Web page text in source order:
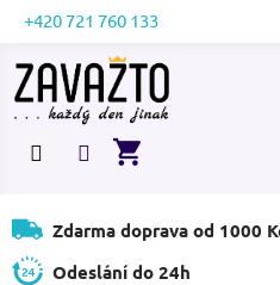
Přejít
obsah
+420 721 760 133
NÁKUPNÍ
Zdarma doprava od 1000
Odeslání do 24h